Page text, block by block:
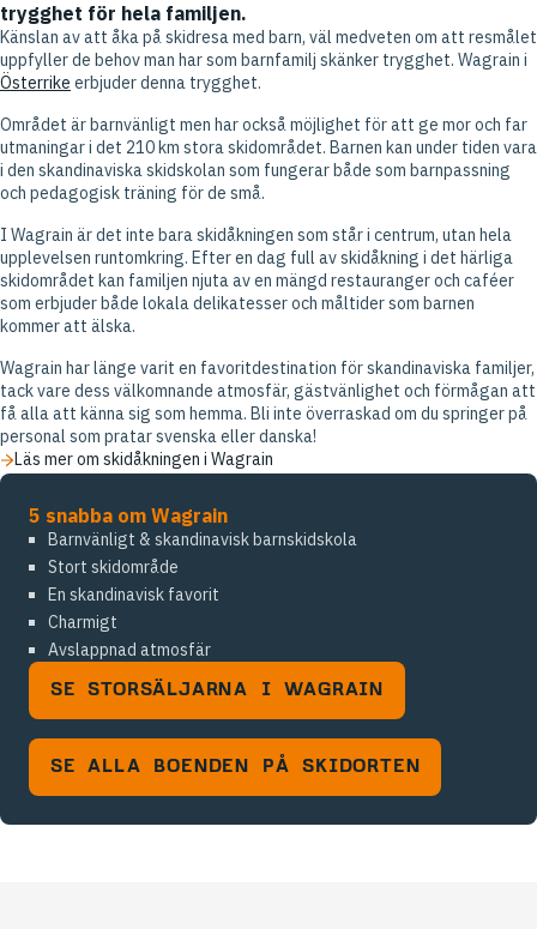
trygghet för hela familjen.
Känslan av att åka på skidresa med barn, väl medveten om att resmålet
uppfyller de behov man har som barnfamilj skänker trygghet. Wagrain i
Österrike erbjuder denna trygghet.
Området är barnvänligt men har också möjlighet för att ge mor och far
utmaningar i det 210 km stora skidområdet. Barnen kan under tiden vara
i den skandinaviska skidskolan som fungerar både som barnpassning
och pedagogisk träning för de små.
I Wagrain är det inte bara skidåkningen som står i centrum, utan hela
upplevelsen runtomkring. Efter en dag full av skidåkning i det härliga
skidområdet kan familjen njuta av en mängd restauranger och caféer
som erbjuder både lokala delikatesser och måltider som barnen
kommer att älska.
Wagrain har länge varit en favoritdestination för skandinaviska familjer,
tack vare dess välkomnande atmosfär, gästvänlighet och förmågan att
få alla att känna sig som hemma. Bli inte överraskad om du springer på
personal som pratar svenska eller danska!
Läs mer om skidåkningen i Wagrain
5 snabba om Wagrain
Barnvänligt & skandinavisk barnskidskola
Stort skidområde
En skandinavisk favorit
Charmigt
Avslappnad atmosfär
SE STORSÄLJARNA I WAGRAIN
SE ALLA BOENDEN PÅ SKIDORTEN